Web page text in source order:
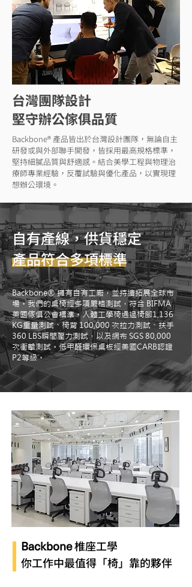
台灣團隊設計
堅守辦公傢俱品質
Backbone® 產品皆出於台灣設計團隊，無論自主
研發或與外部聯手開發，皆採用最高規格標準，
堅持細膩品質與舒適感。結合美學工程與物理治
療師專業經驗，反覆試驗與優化產品，以實現理
想辦公環境。
自有產線，供貨穩定
產品符合多項標準
Backbone® 擁有自有工廠，並持續拓展全球市
場。我們的桌椅經多項嚴格測試，符合 BIFMA
美國傢俱公會標準。人體工學椅通過椅腳1,136
KG重量測試、椅背 100,000 次拉力測試、扶手
360 LBS瞬間壓力測試，以及網布 SGS 80,000
次衝擊測試。低甲醛環保桌板經美國CARB認證
P2等級。
Backbone椎座工學
你工作中最值得「椅」靠的夥伴